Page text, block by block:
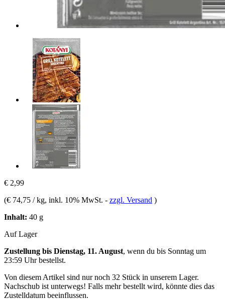
€ 2,99
(€ 74,75 / kg, inkl. 10% MwSt. - zzgl. Versand )
Inhalt: 40 g
Auf Lager
Zustellung bis Dienstag, 11. August, wenn du bis Sonntag um
23:59 Uhrbestellst.
Von diesem Artikel sind nur noch 32 Stück in unserem Lager.
Nachschub ist unterwegs! Falls mehr bestellt wird, könnte dies das
Zustelldatum beeinflussen.